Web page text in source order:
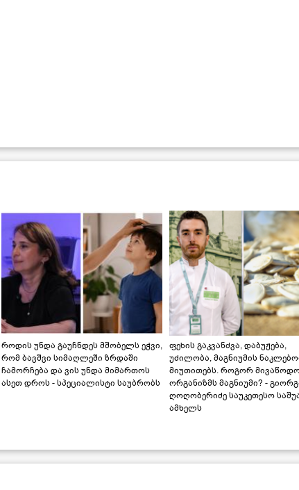
როდის უნდა გაუჩნდეს მშობელს ეჭვი,
რომ ბავშვი სიმაღლეში ზრდაში
ჩამორჩება და ვის უნდა მიმართოს
ასეთ დროს - სპეციალისტი საუბრობს
ფეხის გაკვანძვა, დაბუჟება,
უძილობა, მაგნიუმის
მიუთითებს. როგორ
ორგანიზმს მაგნიუმი? -
ღოღობერიძე საუკეთესო
ამხელს